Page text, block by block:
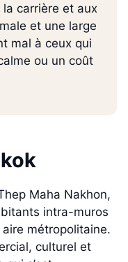
carrière et aux
et une large
mal à ceux qui
ou un coût
Maha Nakhon,
intra-muros
métropolitaine.
culturel et